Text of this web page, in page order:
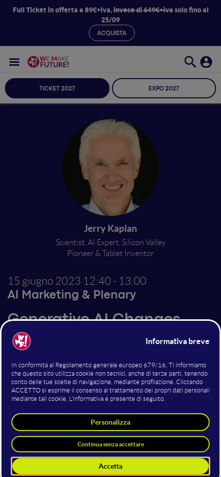
Full Ticket in offerta a 89€+iva,invece di 649€+ivasolo fino al
25/09
ACQUISTA
TICKET 2027 EXPO 2027
Jerry Kaplan
Scientist, AI Expert, Silicon Valley
Pioneer & Tablet Inventor
15 giugno 2023 12:40 - 13:00
AI Marketing & Plenary
Generative AI Changes
Everything
Over the past few years, rapid advances have created
a new type of Artificial Intelligence: Generative AI.
Generative AI produces novel text, images, music, and
soHware by analyzing enormous collections of
we live, work, play, express ourselves, persuade each
other, seek a mate, educate our young, and care for our
elderly. It will also upend our labor markets, reshuffle
the social order, and strain both private and public
institutions. This talk will explain how this new